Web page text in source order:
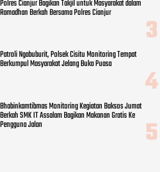
Polres Cianjur Bagikan Takjil untuk Masyarakat dalam
Ramadhan Berkah Bersama Polres Cianjur
Patroli Ngabuburit, Polsek Cisitu Monitoring Tempat
Berkumpul Masyarakat Jelang Buka Puasa
Bhabinkamtibmas Monitoring Kegiatan Baksos Jumat
Berkah SMK IT Assalam Bagikan Makanan Gratis Ke
Pengguna Jalan